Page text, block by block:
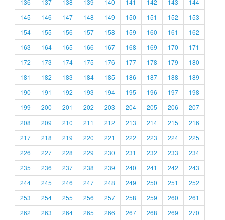
136
137 138 139 140 141 142 143
144
145
146 147 148 149 150 151 152
153
154
155 156 157 158 159 160 161
162
163
164 165 166 167 168 169 170
171
172
173 174 175 176 177 178 179
180
181
182 183 184 185 186 187 188
189
190
191 192 193 194 195 196 197
198
199
200 201 202 203 204 205 206
207
208
209 210 211 212 213 214 215
216
217
218 219 220 221 222 223 224
225
226
227 228 229 230 231 232 233
234
235
236 237 238 239 240 241 242
243
244
245 246 247 248 249 250 251
252
253
254 255 256 257 258 259 260
261
262
263 264 265 266 267 268 269
270